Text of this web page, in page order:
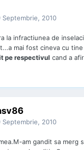
Septembrie, 2010
la infractiunea de
mai fost cineva cu tine
pe respectivul cand a
Septembrie, 2010
am gandit sa merg